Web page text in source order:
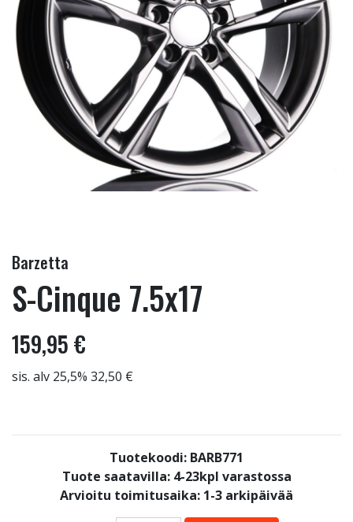
Barzetta
S-Cinque 7.5x17
159,95 €
sis. alv 25,5% 32,50 €
Tuotekoodi: BARB771
Tuote saatavilla: 4-23kpl varastossa
Arvioitu toimitusaika: 1-3 arkipäivää